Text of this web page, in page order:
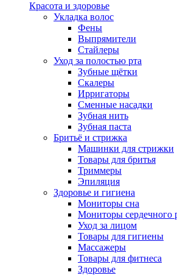
Красота и здоровье
Укладка волос
Фены
Выпрямители
Стайлеры
Уход за полостью рта
Зубные щётки
Скалеры
Ирригаторы
Сменные насадки
Зубная нить
Зубная паста
Бритьё и стрижка
Машинки для стрижки
Товары для бритья
Триммеры
Эпиляция
Здоровье и гигиена
Мониторы сна
Мониторы сердечного
Уход за лицом
Товары для гигиены
Массажеры
Товары для фитнеса
Здоровье